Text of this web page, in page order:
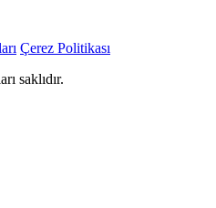
Çerez Politikası
saklıdır.